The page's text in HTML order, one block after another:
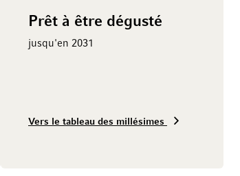
Prêt à être dégusté
jusqu'en 2031
Vers le tableau des millésimes